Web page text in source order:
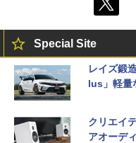
Special Site
レイズ鍛
lus」軽量
クリエイ
アオーデ